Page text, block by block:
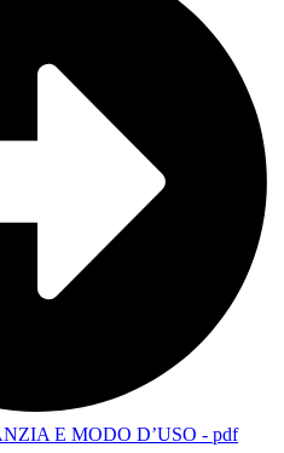
E MODO D’USO - pdf